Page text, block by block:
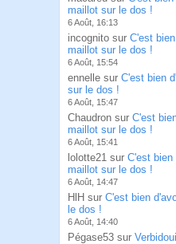
maillot sur le dos !
6 Août, 16:13
incognito sur C'est
maillot sur le dos !
6 Août, 15:54
ennelle sur C'est bien
sur le dos !
6 Août, 15:47
Chaudron sur C'est
maillot sur le dos !
6 Août, 15:41
lolotte21 sur C'est bien
maillot sur le dos !
6 Août, 14:47
HlH sur C'est bien
le dos !
6 Août, 14:40
Pégase53 sur